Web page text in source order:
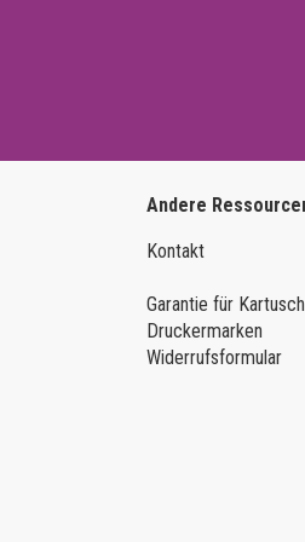
Andere
Kontakt
Garantie für
Druckermarken
Widerrufsformular